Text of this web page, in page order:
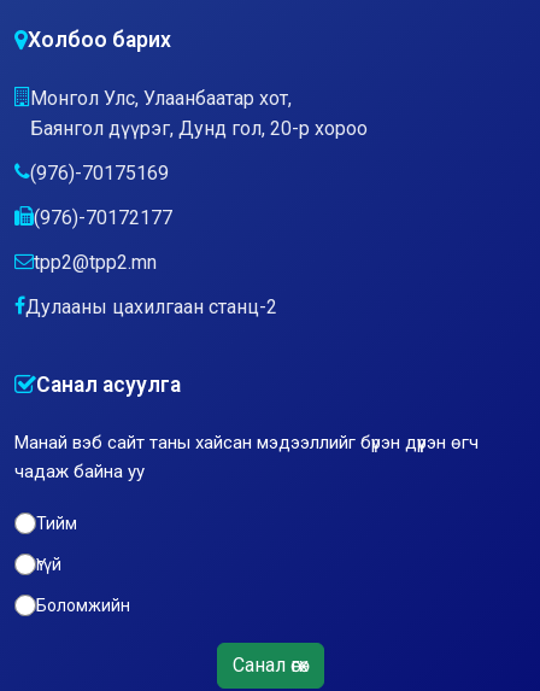
Холбоо барих
Монгол Улс, Улаанбаатар хот,
Баянгол дүүрэг, Дунд гол, 20-р хороо
(976)-70175169
(976)-70172177
tpp2@tpp2.mn
Дулааны цахилгаан станц-2
Санал асуулга
Манай вэб сайт таны хайсан мэдээллийг бүрэн дүүрэн өгч
чадаж байна уу
Тийм
Үгүй
Боломжийн
Санал өгөх